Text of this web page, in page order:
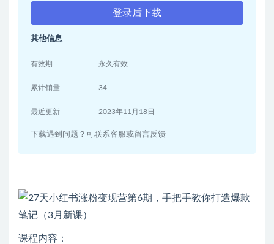
登录后下载
其他信息
有效期 永久有效
累计销量 34
最近更新 2023年11月18日
下载遇到问题？可联系客服或留言反馈
课程内容：